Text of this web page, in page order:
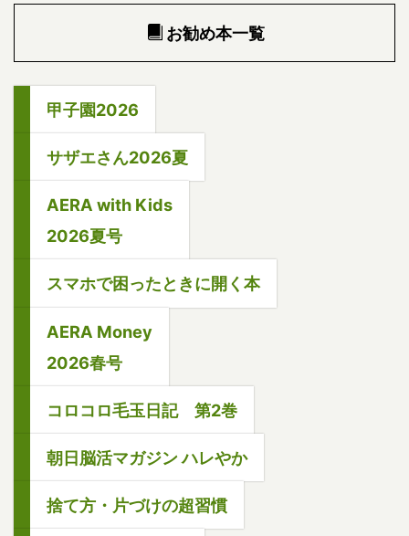
お勧め本一覧
甲子園2026
サザエさん2026夏
AERA with Kids
2026夏号
スマホで困ったときに開く本
AERA Money
2026春号
コロコロ毛玉日記 第2巻
朝日脳活マガジン ハレやか
捨て方・片づけの超習慣